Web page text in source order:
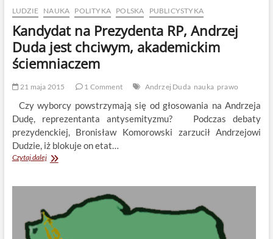
LUDZIE NAUKA POLITYKA POLSKA PUBLICYSTYKA
Kandydat na Prezydenta RP, Andrzej
Duda jest chciwym, akademickim
ściemniaczem
21 maja 2015 1 Comment Andrzej Duda nauka prawo
Czy wyborcy powstrzymają się od głosowania na Andrzeja
Dudę, reprezentanta antysemityzmu? Podczas debaty
prezydenckiej, Bronisław Komorowski zarzucił Andrzejowi
Dudzie, iż blokuje on etat…
Czytaj dalejKandydat
Duda
jest
chciwym,